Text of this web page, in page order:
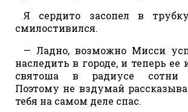
Я сердито засопел в
смилостивился.
— Ладно, возможно Мисси
наследить в городе, и теперь
святоша в радиусе сотни
Поэтому не вздумай
тебя на самом деле спас.